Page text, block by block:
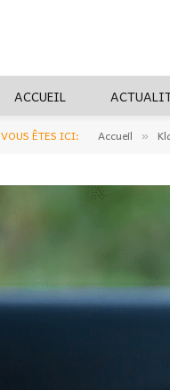
ACCUEIL
VOUS ÊTES ICI: Accueil »